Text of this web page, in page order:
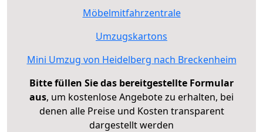
Möbelmitfahrzentrale
Umzugskartons
Mini Umzug von Heidelberg nach Breckenheim
Bitte füllen Sie das bereitgestellte Formular
aus, um kostenlose Angebote zu erhalten, bei
denen alle Preise und Kosten transparent
dargestellt werden